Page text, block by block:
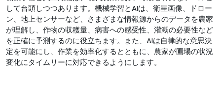
して台頭しつつあります。機械学習とAIは、衛星画像、ドロー
ン、地上センサーなど、さまざまな情報源からのデータを農家
が理解し、作物の収穫量、病害への感受性、灌漑の必要性など
を正確に予測するのに役立ちます。また、AIは自律的な意思決
定を可能にし、作業を効率化するとともに、農家が圃場の状況
変化にタイムリーに対応できるようにします。